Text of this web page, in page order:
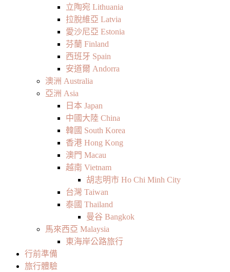
立陶宛 Lithuania
拉脫維亞 Latvia
愛沙尼亞 Estonia
芬蘭 Finland
西班牙 Spain
安道爾 Andorra
澳洲 Australia
亞洲 Asia
日本 Japan
中國大陸 China
韓國 South Korea
香港 Hong Kong
澳門 Macau
越南 Vietnam
胡志明市 Ho Chi Minh City
台灣 Taiwan
泰國 Thailand
曼谷 Bangkok
馬來西亞 Malaysia
東海岸公路旅行
行前準備
旅行體驗